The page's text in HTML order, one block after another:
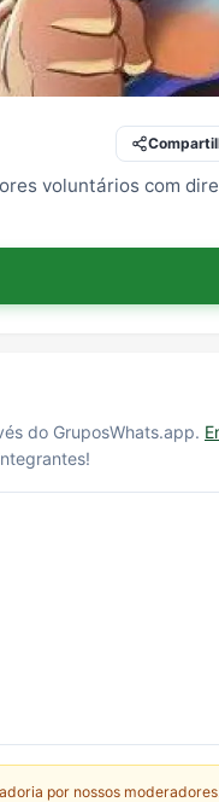
voluntários com
do GruposWhats.app.
por nossos moderadores.